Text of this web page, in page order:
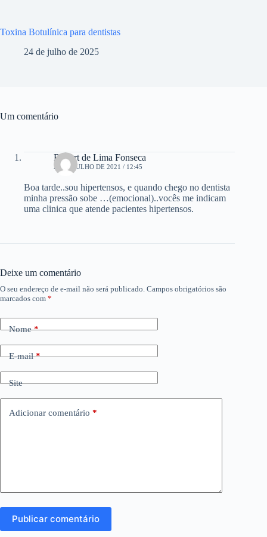
Toxina Botulínica para dentistas
24 de julho de 2025
Um comentário
Robert de Lima Fonseca
20 DE JULHO DE 2021 / 12:45
Boa tarde..sou hipertensos, e quando chego no dentista
minha pressão sobe …(emocional)..vocês me indicam
uma clinica que atende pacientes hipertensos.
Deixe um comentário
O seu endereço de e-mail não será publicado. Campos obrigatórios são
marcados com *
Nome*
E-mail*
Site
Adicionar comentário *
Publicar comentário